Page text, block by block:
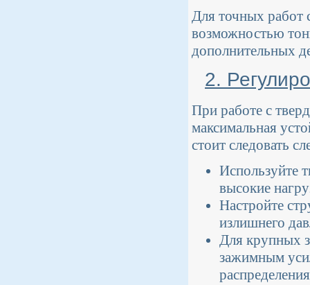
Для точных работ
возможностью
дополнительных
2.
При работе с
максимальная
стоит следовать
Используйте
высокие
Настройте
излишнего
Для крупных
зажимным